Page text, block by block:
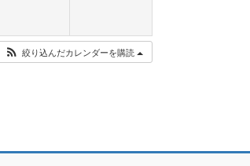
絞り込んだカレンダーを購読